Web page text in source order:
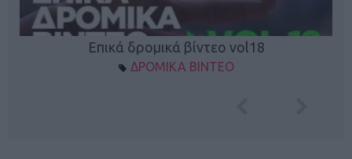
Επικά δρομικά βίντεο vol18
ΔΡΟΜΙΚΑ ΒΙΝΤΕΟ